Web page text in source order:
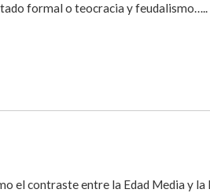
formal o teocracia y
el contraste entre la Edad Media y